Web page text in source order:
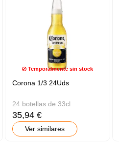
Temporalmente sin stock
Corona 1/3 24Uds
24 botellas de 33cl
35,94 €
Ver similares